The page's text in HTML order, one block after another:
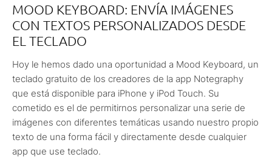
MOOD KEYBOARD: ENVÍA IMÁGENES
CON TEXTOS PERSONALIZADOS DESDE
EL TECLADO
Hoy le hemos dado una oportunidad a Mood Keyboard, un
teclado gratuito de los creadores de la app Notegraphy
que está disponible para iPhone y iPod Touch. Su
cometido es el de permitirnos personalizar una serie de
imágenes con diferentes temáticas usando nuestro propio
texto de una forma fácil y directamente desde cualquier
app que use teclado.